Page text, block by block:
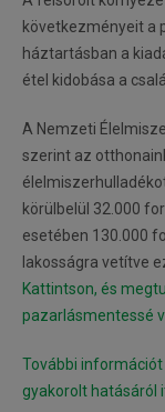
következményeit a
háztartásban a
étel kidobása a
A Nemzeti
szerint az
körülbelül 32.000
esetében 130.000
lakosságra vetítve
Kattintson, és
pazarlásmentessé
További
gyakorolt hatásáról